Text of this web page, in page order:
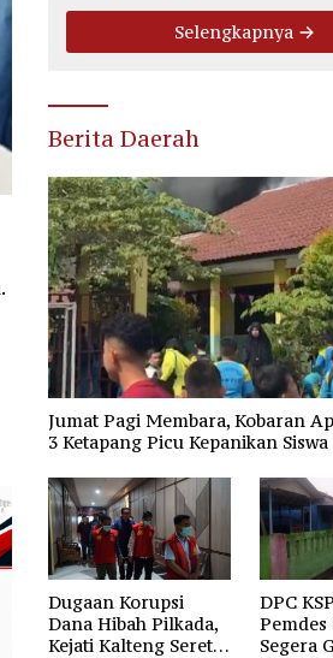
PT WMGK
Selengkapnya
Berita Daerah
Jumat Pagi Membara, Kobaran
3 Ketapang Picu Kepanikan Siswa
Dugaan Korupsi
Dana Hibah Pilkada,
Kejati Kalteng Seret
DPC
Segera